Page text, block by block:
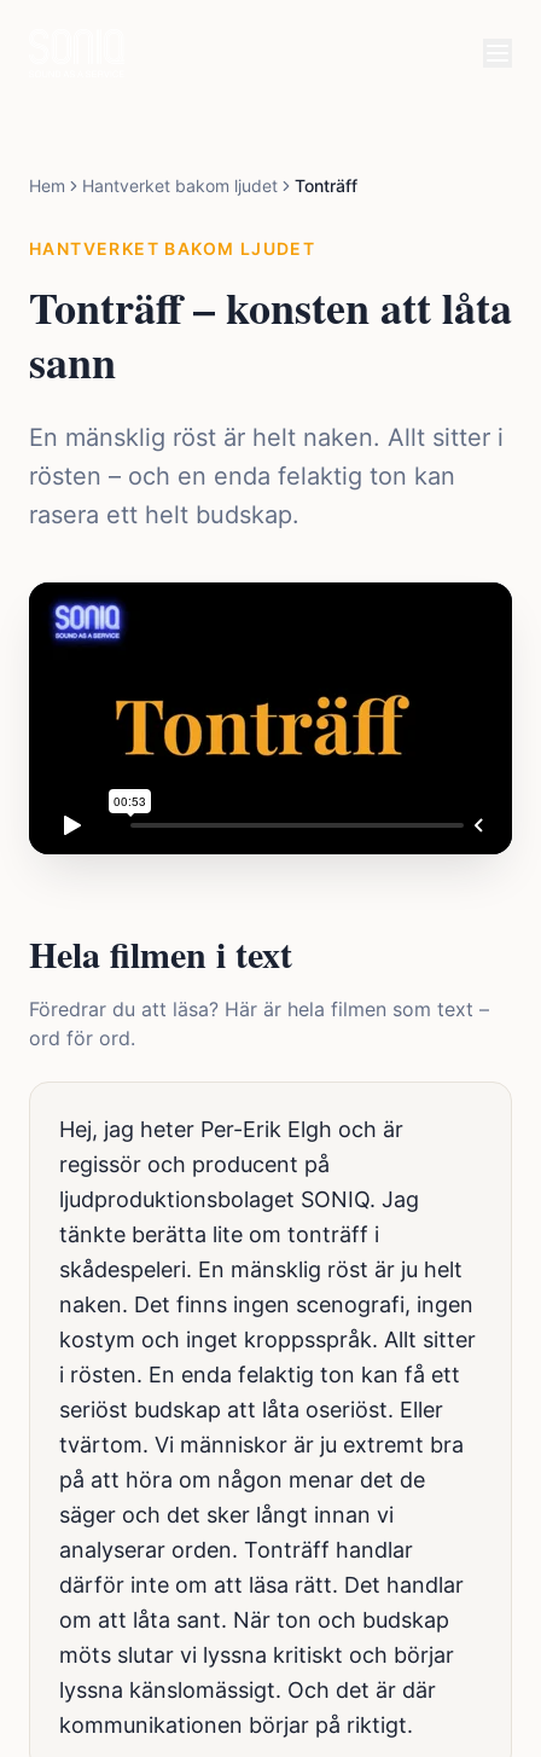
Hem Hantverket bakom ljudet Tonträff
HANTVERKET BAKOM LJUDET
Tonträff – konsten att låta
sann
En mänsklig röst är helt naken. Allt sitter i
rösten – och en enda felaktig ton kan
rasera ett helt budskap.
Hela filmen i text
Föredrar du att läsa? Här är hela filmen som text –
ord för ord.
Hej, jag heter Per-Erik Elgh och är
regissör och producent på
ljudproduktionsbolaget SONIQ. Jag
tänkte berätta lite om tonträff i
skådespeleri. En mänsklig röst är ju helt
naken. Det finns ingen scenografi, ingen
kostym och inget kroppsspråk. Allt sitter
i rösten. En enda felaktig ton kan få ett
seriöst budskap att låta oseriöst. Eller
tvärtom. Vi människor är ju extremt bra
på att höra om någon menar det de
säger och det sker långt innan vi
analyserar orden. Tonträff handlar
därför inte om att läsa rätt. Det handlar
om att låta sant. När ton och budskap
möts slutar vi lyssna kritiskt och börjar
lyssna känslomässigt. Och det är där
kommunikationen börjar på riktigt.